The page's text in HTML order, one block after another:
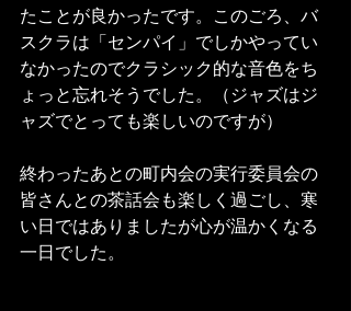
たことが良かったです。このごろ、バ
スクラは「センパイ」でしかやってい
なかったのでクラシック的な音色をち
ょっと忘れそうでした。（ジャズはジ
ャズでとっても楽しいのですが）
終わったあとの町内会の実行委員会の
皆さんとの茶話会も楽しく過ごし、寒
い日ではありましたが心が温かくなる
一日でした。